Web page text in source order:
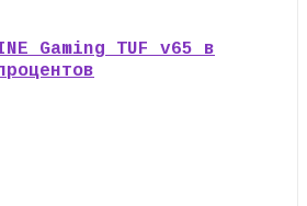
Gaming TUF v65 в